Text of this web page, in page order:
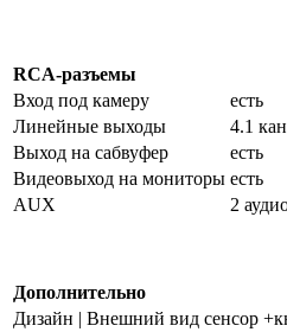
RCA-разъемы
Вход под камеру
есть
Линейные выходы
4.1
Выход на сабвуфер
есть
Видеовыход на мониторы есть
AUX
2
Дополнительно
Дизайн | Внешний вид сенсор